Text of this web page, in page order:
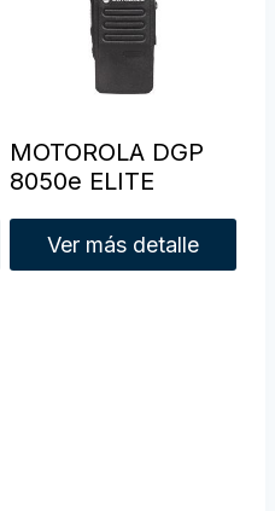
MOTOROLA DGP
8050e ELITE
Ver más detalle